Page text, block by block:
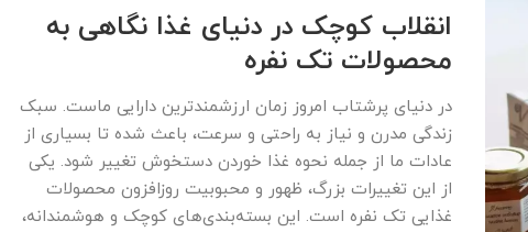
انقلاب کوچک در دنیای غذا نگاهی به
محصولات تک نفره
در دنیای پرشتاب امروز زمان ارزشمندترین دارایی ماست. سبک
زندگی مدرن و نیاز به راحتی و سرعت، باعث شده تا بسیاری از
عادات ما از جمله نحوه غذا خوردن دستخوش تغییر شود. یکی
از این تغییرات بزرگ، ظهور و محبوبیت روزافزون محصولات
غذایی تک نفره است. این بسته‌بندی‌های کوچک و هوشمندانه،